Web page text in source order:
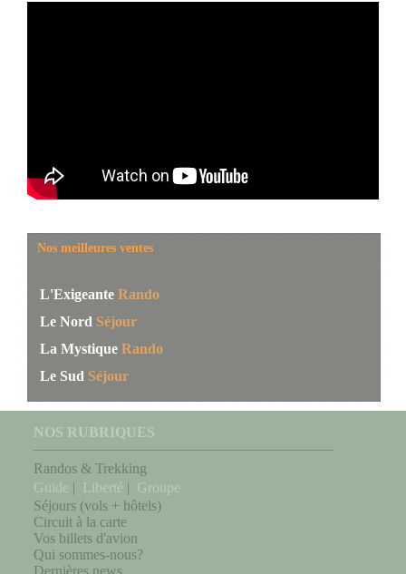
Nos meilleures ventes
L'Exigeante Rando
Le Nord Séjour
La Mystique Rando
Le Sud Séjour
NOS RUBRIQUES
Randos & Trekking
Guide | Liberté | Groupe
Séjours (vols + hôtels)
Circuit à la carte
Vos billets d'avion
Qui sommes-nous?
Dernières news